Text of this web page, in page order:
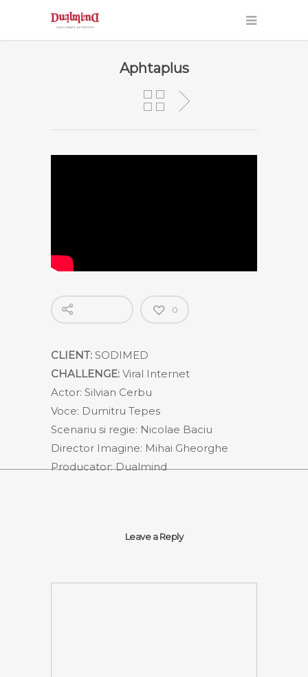
Aphtaplus
0
CLIENT: SODIMED
CHALLENGE: Viral Internet
Actor: Silvian Cerbu
Voce: Dumitru Tepes
Scenariu si regie: Nicolae Baciu
Director Imagine: Mihai Gheorghe
Producator: Dualmind
Leave a Reply